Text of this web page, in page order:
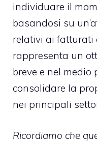
individuare il
basandosi su
relativi ai fatturati
rappresenta un
breve e nel
consolidare la
nei principali
Ricordiamo che